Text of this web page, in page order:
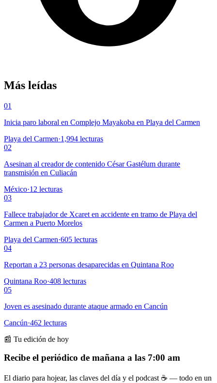
Más leídas
01
Inicia paro laboral en Complejo Mayakoba en Playa del Carmen
Playa del Carmen·1,994 lecturas
02
Asesinan al creador de contenido César Gastélum durante
transmisión en Culiacán
México·12 lecturas
03
Fallece trabajador de Xcaret en accidente en tramo de Playa del
Carmen a Puerto Morelos
Playa del Carmen·605 lecturas
04
Reportan a 23 personas desaparecidas en Quintana Roo
Quintana Roo·408 lecturas
05
Joven es asesinado durante ataque armado en Cancún
Cancún·462 lecturas
📰 Tu edición de hoy
Recibe el periódico de mañana a las 7:00 am
El diario para hojear, las claves del día y el podcast ☕ — todo en un